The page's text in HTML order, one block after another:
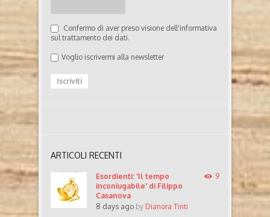
Confermo di aver preso visione dell'informativa
sul trattamento dei dati.
Voglio iscrivermi alla newsletter
ARTICOLI RECENTI
Esordienti: 'Il tempo
inconiugabile' di Filippo
Casanova
8 days ago by Dianora Tinti
9